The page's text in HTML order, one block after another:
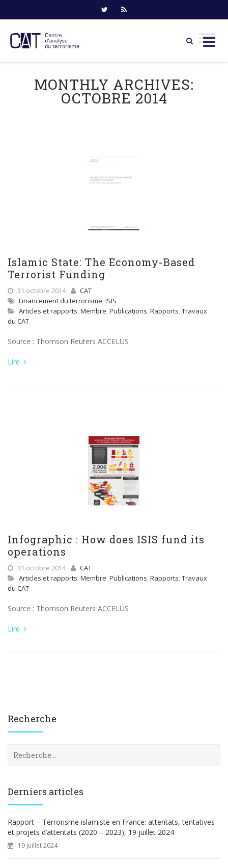
MONTHLY ARCHIVES:
OCTOBRE 2014
Islamic State: The Economy-Based
Terrorist Funding
31 octobre 2014
CAT
Financement du terrorisme, ISIS
Articles et rapports, Membre, Publications, Rapports, Travaux
du CAT
Source : Thomson Reuters ACCELUS
Lire
Infographic : How does ISIS fund its
operations
31 octobre 2014
CAT
Articles et rapports, Membre, Publications, Rapports, Travaux
du CAT
Source : Thomson Reuters ACCELUS
Lire
Recherche
e
h
e
r
Derniers articles
Rapport – Terrorisme islamiste en France: attentats, tentatives
et projets d’attentats (2020 – 2023), 19 juillet 2024
19 juillet 2024